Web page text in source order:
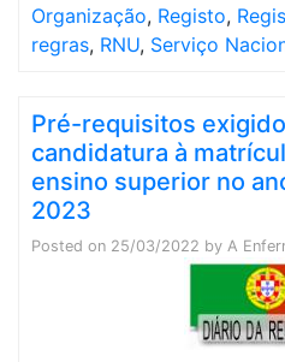
Organização, Registo,
regras, RNU, Serviço
Pré-requisitos
candidatura à
ensino superior no
2023
Posted on 25/03/2022 by A